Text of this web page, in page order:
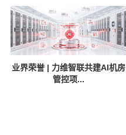
业界荣誉 | 力维智联共建AI机房
管控项...